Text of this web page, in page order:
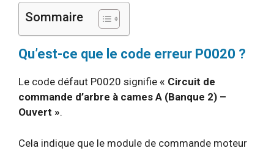
Sommaire
Qu’est-ce que le code erreur P0020 ?
Le code défaut P0020 signifie « Circuit de
commande d’arbre à cames A (Banque 2) –
Ouvert ».
Cela indique que le module de commande moteur